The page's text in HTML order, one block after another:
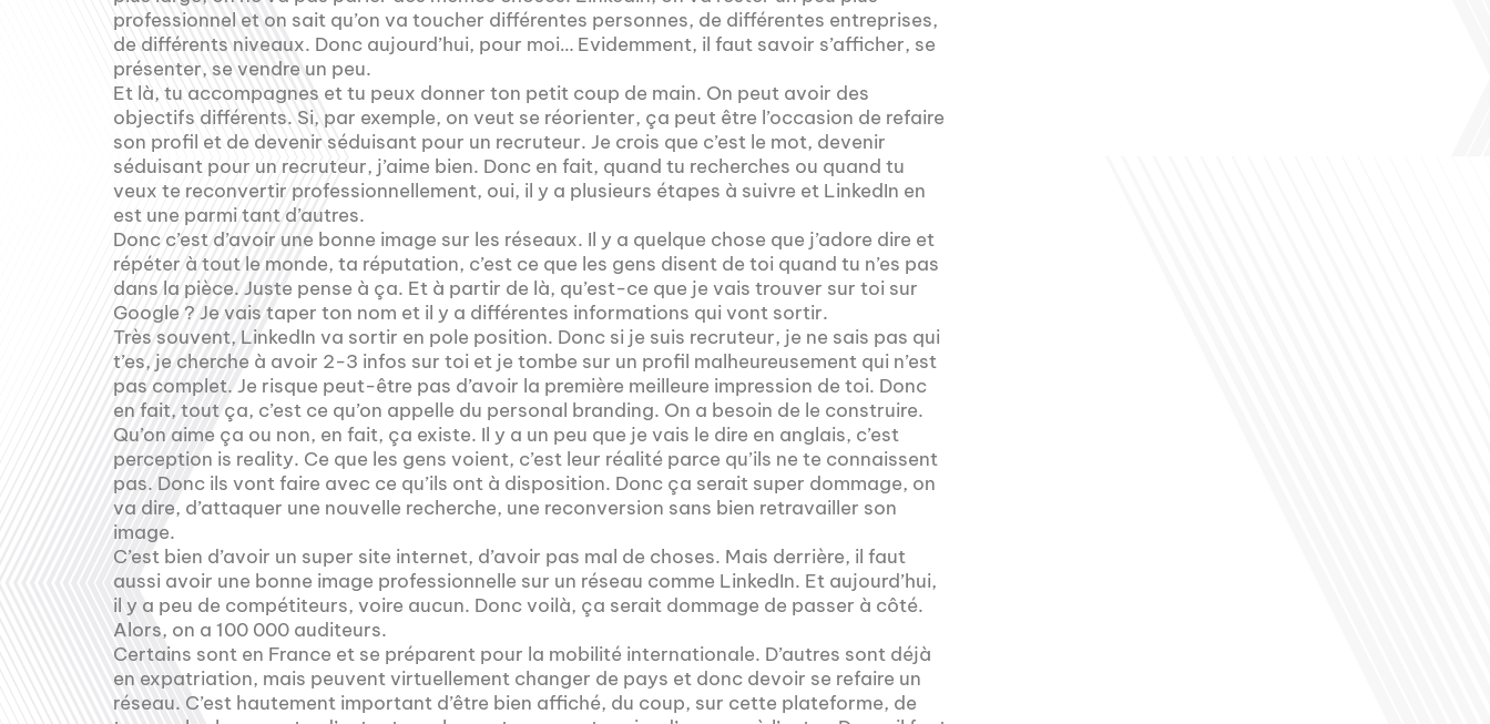
professionnel et on sait qu’on va toucher différentes personnes, de différentes entreprises,
de différents niveaux. Donc aujourd’hui, pour moi… Evidemment, il faut savoir s’afficher, se
présenter, se vendre un peu.
Et là, tu accompagnes et tu peux donner ton petit coup de main. On peut avoir des
objectifs différents. Si, par exemple, on veut se réorienter, ça peut être l’occasion de refaire
son profil et de devenir séduisant pour un recruteur. Je crois que c’est le mot, devenir
séduisant pour un recruteur, j’aime bien. Donc en fait, quand tu recherches ou quand tu
veux te reconvertir professionnellement, oui, il y a plusieurs étapes à suivre et LinkedIn en
est une parmi tant d’autres.
Donc c’est d’avoir une bonne image sur les réseaux. Il y a quelque chose que j’adore dire et
répéter à tout le monde, ta réputation, c’est ce que les gens disent de toi quand tu n’es pas
dans la pièce. Juste pense à ça. Et à partir de là, qu’est-ce que je vais trouver sur toi sur
Google ? Je vais taper ton nom et il y a différentes informations qui vont sortir.
Très souvent, LinkedIn va sortir en pole position. Donc si je suis recruteur, je ne sais pas qui
t’es, je cherche à avoir 2-3 infos sur toi et je tombe sur un profil malheureusement qui n’est
pas complet. Je risque peut-être pas d’avoir la première meilleure impression de toi. Donc
en fait, tout ça, c’est ce qu’on appelle du personal branding. On a besoin de le construire.
Qu’on aime ça ou non, en fait, ça existe. Il y a un peu que je vais le dire en anglais, c’est
perception is reality. Ce que les gens voient, c’est leur réalité parce qu’ils ne te connaissent
pas. Donc ils vont faire avec ce qu’ils ont à disposition. Donc ça serait super dommage, on
va dire, d’attaquer une nouvelle recherche, une reconversion sans bien retravailler son
image.
C’est bien d’avoir un super site internet, d’avoir pas mal de choses. Mais derrière, il faut
aussi avoir une bonne image professionnelle sur un réseau comme LinkedIn. Et aujourd’hui,
il y a peu de compétiteurs, voire aucun. Donc voilà, ça serait dommage de passer à côté.
Alors, on a 100 000 auditeurs.
Certains sont en France et se préparent pour la mobilité internationale. D’autres sont déjà
en expatriation, mais peuvent virtuellement changer de pays et donc devoir se refaire un
réseau. C’est hautement important d’être bien affiché, du coup, sur cette plateforme, de